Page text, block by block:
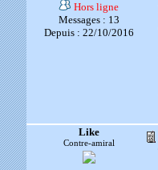
Hors ligne
Messages : 13
Depuis : 22/10/2016
Like
Contre-amiral